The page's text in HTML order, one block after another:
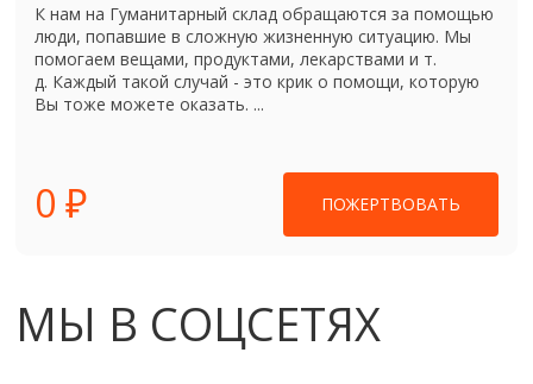
К нам на Гуманитарный склад обращаются за помощью
люди, попавшие в сложную жизненную ситуацию. Мы
помогаем вещами, продуктами, лекарствами и т.
д. Каждый такой случай - это крик о помощи, которую
Вы тоже можете оказать. ...
0 ₽ ПОЖЕРТВОВАТЬ
МЫ В СОЦСЕТЯХ